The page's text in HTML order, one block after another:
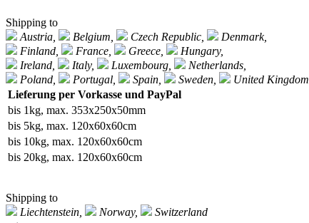
Shipping to
Austria,
Belgium, Czech Republic,
Denmark,
Finland,
France, Greece,
Hungary,
Ireland,
Italy, Luxembourg,
Netherlands,
Poland,
Portugal, Spain, Sweden,
United Kingdom
Lieferung per Vorkasse und PayPal
bis 1kg, max. 353x250x50mm
bis 5kg, max. 120x60x60cm
bis 10kg, max. 120x60x60cm
bis 20kg, max. 120x60x60cm
Shipping to
Liechtenstein,
Norway,
Switzerland